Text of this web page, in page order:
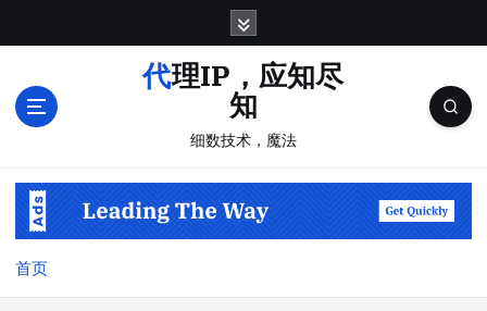
代理IP，应知尽
知
细数技术，魔法
首页